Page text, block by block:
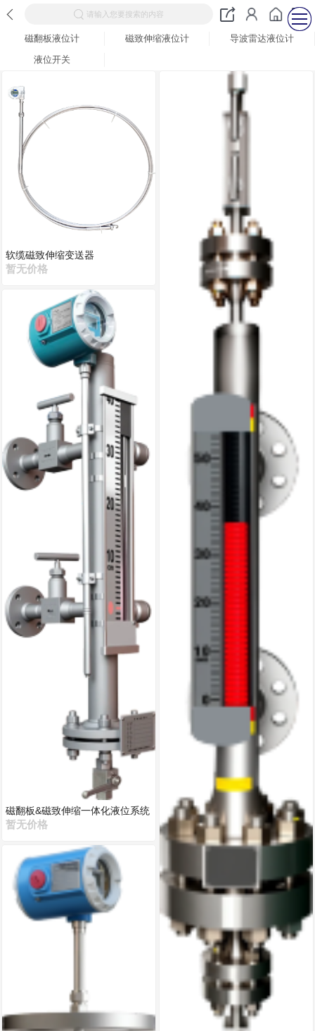
请输入您要搜索的内容
磁翻板液位计 磁致伸缩液位计
导波雷达液位计
液位开关
软缆磁致伸缩变送器
暂无价格
磁翻板&磁致伸缩一体化液位系统
暂无价格